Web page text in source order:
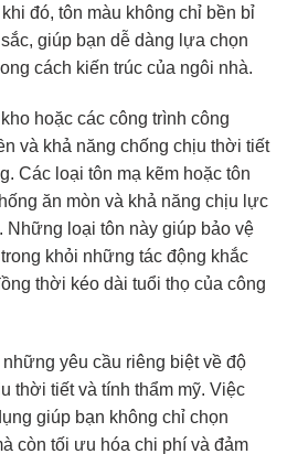
đó, tôn màu không chỉ bền bỉ
giúp bạn dễ dàng lựa chọn
cách kiến trúc của ngôi nhà.
hoặc các công trình công
và khả năng chống chịu thời tiết
Các loại tôn mạ kẽm hoặc tôn
ăn mòn và khả năng chịu lực
Những loại tôn này giúp bảo vệ
khỏi những tác động khắc
thời kéo dài tuổi thọ của công
yêu cầu riêng biệt về độ
thời tiết và tính thẩm mỹ. Việc
giúp bạn không chỉ chọn
còn tối ưu hóa chi phí và đảm